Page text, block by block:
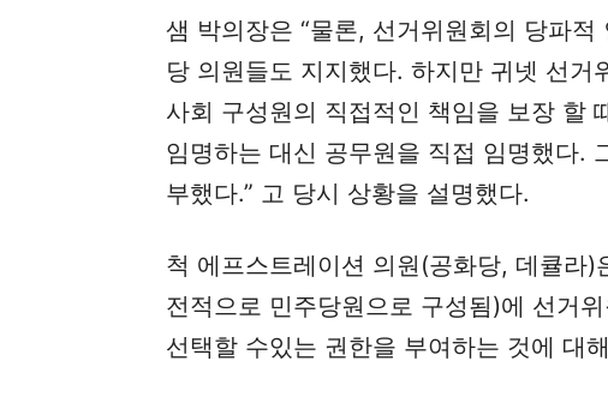
샘 박의장은 “물론, 선거위원회의 당파
당 의원들도 지지했다. 하지만 귀넷 선거
사회 구성원의 직접적인 책임을 보장 할
임명하는 대신 공무원을 직접 임명했다.
부했다.” 고 당시 상황을 설명했다.
척 에프스트레이션 의원(공화당, 데큘라
전적으로 민주당원으로 구성됨)에 선거
선택할 수있는 권한을 부여하는 것에 대